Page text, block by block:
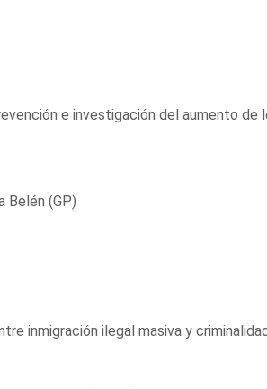
e investigación del aumento de
Belén (GP)
inmigración ilegal masiva y criminalidad